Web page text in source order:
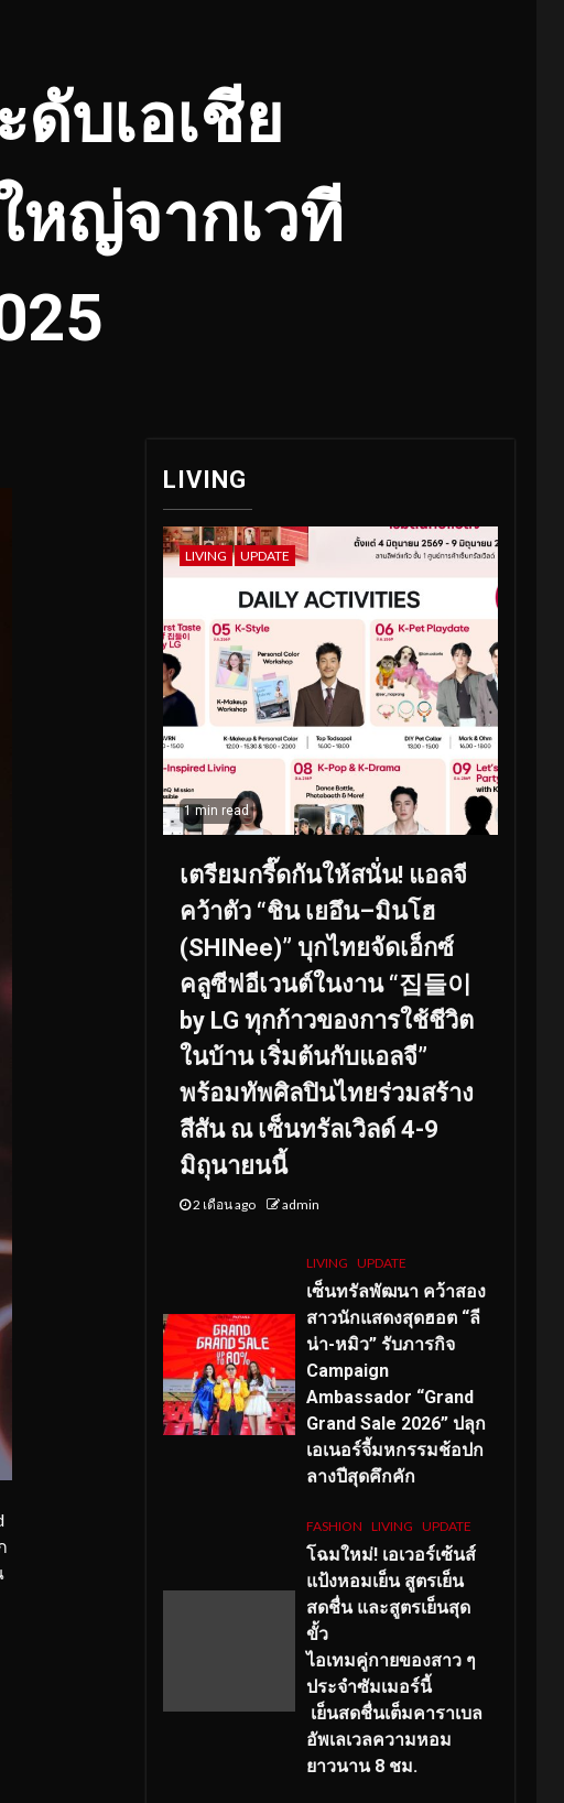
ดับเอเชีย
หญ่จากเวที
LIVING
LIVING UPDATE
1 min read
เตรียมกรี๊ดกันให้สนั่น! แอลจี
คว้าตัว “ชิน เยอึน–มินโฮ
(SHINee)” บุกไทยจัดเอ็กซ์
คลูซีฟอีเวนต์ในงาน “집들이
by LG ทุกก้าวของการใช้ชีวิต
ในบ้าน เริ่มต้นกับแอลจี”
พร้อมทัพศิลปินไทยร่วมสร้าง
สีสัน ณ เซ็นทรัลเวิลด์ 4-9
มิถุนายนนี้
2 เดือน ago admin
LIVING UPDATE
เซ็นทรัลพัฒนา คว้าสอง
สาวนักแสดงสุดฮอต “ลี
น่า-หมิว” รับภารกิจ
Campaign
Ambassador “Grand
Grand Sale 2026” ปลุก
เอเนอร์จี้มหกรรมช้อปก
ลางปีสุดคึกคัก
FASHION LIVING UPDATE
โฉมใหม่! เอเวอร์เซ้นส์
แป้งหอมเย็น สูตรเย็น
สดชื่น และสูตรเย็นสุด
ขั้ว
ไอเทมคู่กายของสาว ๆ
ประจำซัมเมอร์นี้
เย็นสดชื่นเต็มคาราเบล
อัพเลเวลความหอม
ยาวนาน 8 ชม.